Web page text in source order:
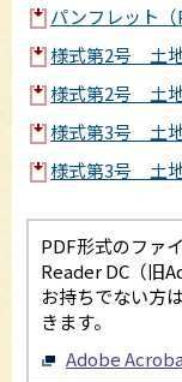
パンフレット（
様式第2号 土地
様式第2号 土地
様式第3号 土地
様式第3号 土地
PDF形式のファ
Reader DC（旧
お持ちでない方
きます。
Adobe